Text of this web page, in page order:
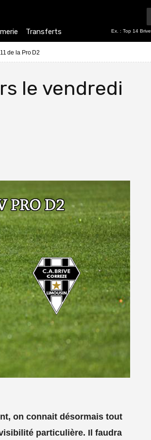
Ex. : Top 14 Brive
Transferts
de la Pro D2
le vendredi
on connait désormais tout
particulière. Il faudra